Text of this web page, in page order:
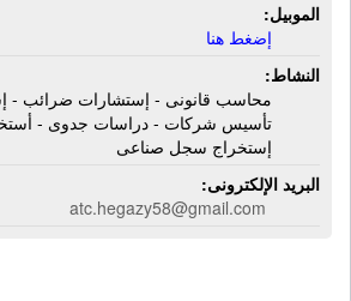
الموبيل:
إضغط هنا
النشاط:
محاسب قانونى - إستشارات ضرائب -
تأسيس شركات - دراسات جدوى -
إستخراج سجل صناعى
البريد الإلكترونى:
atc.hegazy58@gmail.com